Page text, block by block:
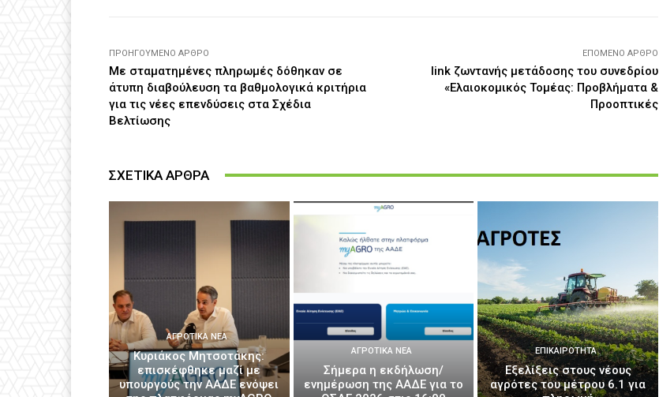
ΠΡΟΗΓΟΎΜΕΝΟ ΆΡΘΡΟ
Με σταματημένες πληρωμές δόθηκαν σε
άτυπη διαβούλευση τα βαθμολογικά κριτήρια
για τις νέες επενδύσεις στα Σχέδια
Βελτίωσης
ΕΠΌΜΕΝΟ ΆΡΘΡΟ
link ζωντανής μετάδοσης του συνεδρίου
«Ελαιοκομικός Τομέας: Προβλήματα &
Προοπτικές
ΣΧΕΤΙΚΑ ΑΡΘΡΑ
ΑΓΡΟΤΙΚΆ ΝΈΑ
Κυριάκος Μητσοτάκης:
επισκέφθηκε μαζί με
υπουργούς την ΑΑΔΕ ενόψει
ΑΓΡΟΤΙΚΆ ΝΈΑ
Σήμερα η εκδήλωση/
ενημέρωση της ΑΑΔΕ για το
ΕΠΙΚΑΙΡΌΤΗΤΑ
Εξελίξεις στους νέους
αγρότες του μέτρου 6.1 για